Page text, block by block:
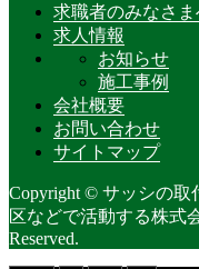
求職者のみなさま
求人情報
お知らせ
施工事例
会社概要
お問い合わせ
サイトマップ
Copyright © サッシの
区などで活動する株式
Reserved.